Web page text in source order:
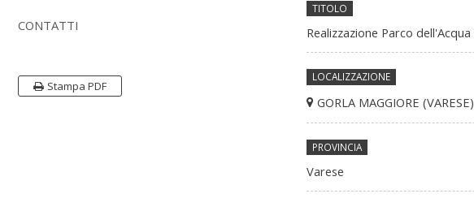
CONTATTI
Stampa PDF
TITOLO
Realizzazione Parco dell'Acqua
LOCALIZZAZIONE
GORLA MAGGIORE (VARESE)
PROVINCIA
Varese